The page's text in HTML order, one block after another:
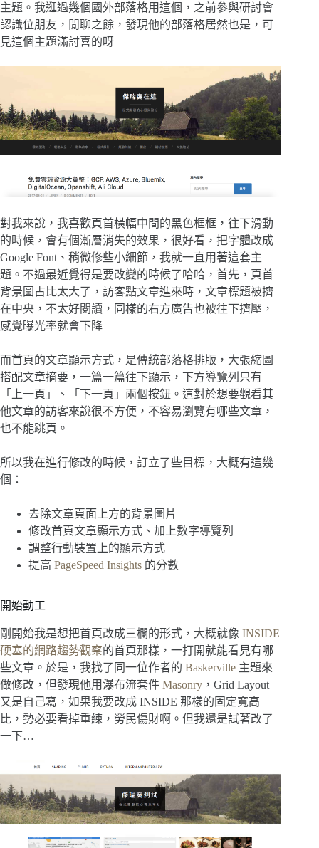
主題。我逛過幾個國外部落格用這個，之前參與研討會
認識位朋友，閒聊之餘，發現他的部落格居然也是，可
見這個主題滿討喜的呀
對我來說，我喜歡頁首橫幅中間的黑色框框，往下滑動
的時候，會有個漸層消失的效果，很好看，把字體改成
Google Font、稍微修些小細節，我就一直用著這套主
題。不過最近覺得是要改變的時候了哈哈，首先，頁首
背景圖占比太大了，訪客點文章進來時，文章標題被擠
在中央，不太好閱讀，同樣的右方廣告也被往下擠壓，
感覺曝光率就會下降
而首頁的文章顯示方式，是傳統部落格排版，大張縮圖
搭配文章摘要，一篇一篇往下顯示，下方導覽列只有
「上一頁」、「下一頁」兩個按鈕。這對於想要觀看其
他文章的訪客來說很不方便，不容易瀏覽有哪些文章，
也不能跳頁。
所以我在進行修改的時候，訂立了些目標，大概有這幾
個：
去除文章頁面上方的背景圖片
修改首頁文章顯示方式、加上數字導覽列
調整行動裝置上的顯示方式
提高 PageSpeed Insights 的分數
開始動工
剛開始我是想把首頁改成三欄的形式，大概就像 INSIDE
硬塞的網路趨勢觀察的首頁那樣，一打開就能看見有哪
些文章。於是，我找了同一位作者的 Baskerville 主題來
做修改，但發現他用瀑布流套件 Masonry ，Grid Layout
又是自己寫，如果我要改成 INSIDE 那樣的固定寬高
比，勢必要看掉重練，勞民傷財啊。但我還是試著改了
一下…